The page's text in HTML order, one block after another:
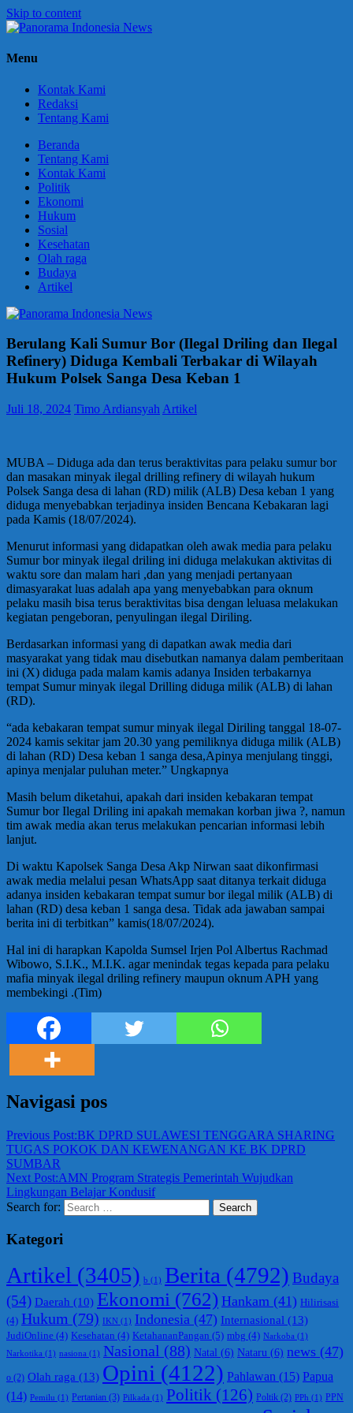
Skip to content
Panorama
Berani
Menu
Kontak Kami
Redaksi
Tentang Kami
Beranda
Tentang Kami
Kontak Kami
Politik
Ekonomi
Hukum
Sosial
Kesehatan
Olah raga
Budaya
Artikel
Berulang Kali Sumur Bor (Ilegal Driling dan Ilegal
Refinery) Diduga Kembali Terbakar di Wilayah
Hukum Polsek Sanga Desa Keban 1
Juli 18, 2024 Timo Ardiansyah Artikel
MUBA – Diduga ada dan terus beraktivitas para pelaku sumur bor
dan masakan minyak ilegal drilling refinery di wilayah hukum
Polsek Sanga desa di lahan (RD) milik (ALB) Desa keban 1 yang
diduga menyebabkan terjadinya insiden Bencana Kebakaran lagi
pada Kamis (18/07/2024).
Menurut informasi yang didapatkan oleh awak media para pelaku
Sumur bor minyak ilegal driling ini diduga melakukan aktivitas di
waktu sore dan malam hari ,dan yang menjadi pertanyaan
dimasyarakat luas adalah apa yang menyebabkan para oknum
pelaku masih bisa terus beraktivitas bisa dengan leluasa melakukan
kegiatan pengeboran, penyulingan ilegal Diriling.
Berdasarkan informasi yang di dapatkan awak media dari
masyarakat yang tidak mau disebutkan namanya dalam pemberitaan
ini (X) diduga pada malam kamis adanya Insiden terbakarnya
tempat Sumur minyak ilegal Drilling diduga milik (ALB) di lahan
(RD).
“ada kebakaran tempat sumur minyak ilegal Diriling tanggal 18-07-
2024 kamis sekitar jam 20.30 yang pemiliknya diduga milik (ALB)
di lahan (RD) Desa keban 1 sanga desa,Apinya menjulang tinggi,
apinya menjalar puluhan meter.” Ungkapnya
Masih belum diketahui, apakah dari insiden kebakaran tempat
Sumur bor Ilegal Driling ini apakah memakan korban jiwa ?, namun
tim awak media akan terus melakukan pencarian informasi lebih
lanjut.
Di waktu Kapolsek Sanga Desa Akp Nirwan saat dikonfirmasi
awak media melalui pesan WhatsApp saat ditanya terkait diduga
adanya insiden kebakaran tempat sumur bor ilegal milik (ALB) di
lahan (RD) desa keban 1 sanga desa. Tidak ada jawaban sampai
berita ini di terbitkan” kamis(18/07/2024).
Hal ini di harapkan Kapolda Sumsel Irjen Pol Albertus Rachmad
Wibowo, S.I.K., M.I.K. agar menindak tegas kepada para pelaku
mafia minyak ilegal driling refinery maupun oknum APH yang
membekingi .(Tim)
Navigasi pos
Previous Post:BK DPRD SULAWESI TENGGARA SHARING
TUGAS POKOK DAN KEWENANGAN KE BK DPRD
SUMBAR
Next Post:AMN Program Strategis Pemerintah Wujudkan
Lingkungan Belajar Kondusif
Search for:
Search
Kategori
Artikel (3405) b (1) Berita (4792) Budaya
(54) Daerah (10) Ekonomi (762) Hankam (41) Hilirisasi
(4) Hukum (79) IKN (1) Indonesia (47) Internasional (13)
JudiOnline (4) Kesehatan (4) KetahananPangan (5) mbg (4) Narkoba (1)
Narkotika (1) nasiona (1) Nasional (88) Natal (6) Nataru (6) news (47)
o (2) Olah raga (13) Opini (4122) Pahlawan (15) Papua
(14) Pemilu (1) Pertanian (3) Pilkada (1) Politik (126) Poltik (2) PPh (1) PPN